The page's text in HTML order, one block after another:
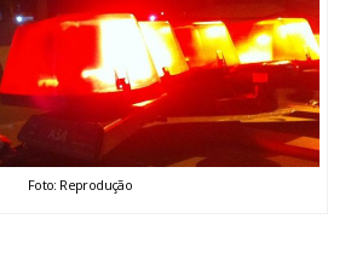
Foto: Reprodução